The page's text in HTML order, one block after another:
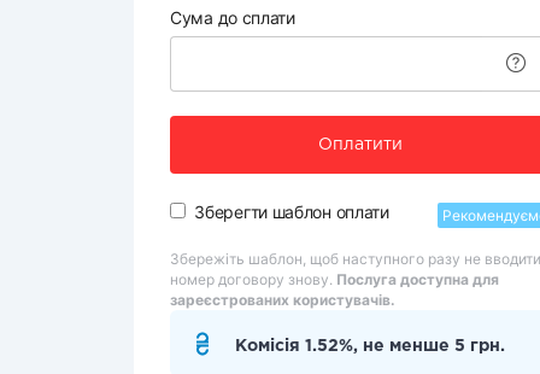
Сума до сплати
Оплатити
Зберегти шаблон оплати
Збережіть шаблон, щоб наступного разу не вводити
номер договору знову. Послуга доступна для
зареєстрованих користувачів.
Комісія 1.52%, не менше 5 грн.